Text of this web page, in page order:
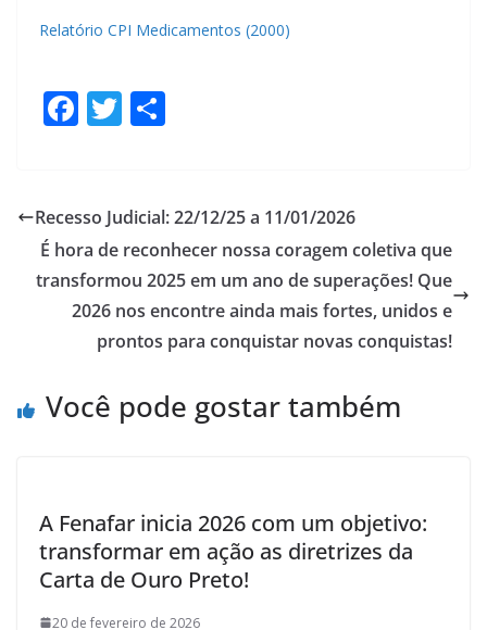
Relatório CPI Medicamentos (2000)
F
b
o
o
k
T
er e
Recesso Judicial: 22/12/25 a 11/01/2026
É hora de reconhecer nossa coragem coletiva que
transformou 2025 em um ano de superações! Que
2026 nos encontre ainda mais fortes, unidos e
prontos para conquistar novas conquistas!
Você pode gostar também
A Fenafar inicia 2026 com um objetivo:
transformar em ação as diretrizes da
Carta de Ouro Preto!
20 de fevereiro de 2026